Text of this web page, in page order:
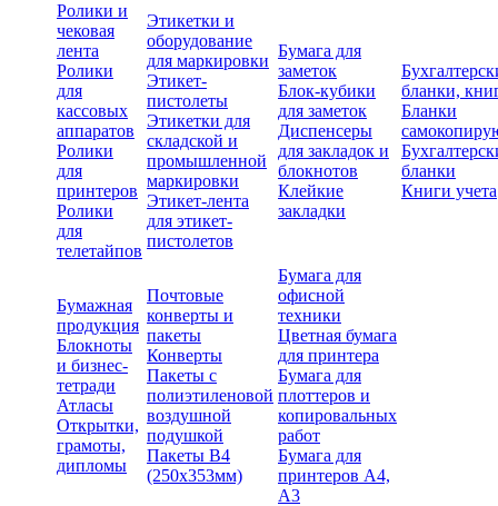
Ролики и
чековая
лента
Ролики
для
кассовых
аппаратов
Ролики
для
принтеров
Ролики
для
телетайпов
Этикетки и
оборудование
для маркировки
Этикет-
пистолеты
Этикетки для
складской и
промышленной
маркировки
Этикет-лента
для этикет-
пистолетов
Бумага для
заметок
Блок-кубики
для заметок
Диспенсеры
для закладок и
блокнотов
Клейкие
закладки
бланки,
Бланки
бланки
Книги учета
Бумажная
продукция
Блокноты
и бизнес-
тетради
Атласы
Открытки,
грамоты,
дипломы
Почтовые
конверты и
пакеты
Конверты
Пакеты с
полиэтиленовой
воздушной
подушкой
Пакеты В4
(250х353мм)
Бумага для
офисной
техники
Цветная бумага
для принтера
Бумага для
плоттеров и
копировальных
работ
Бумага для
принтеров А4,
А3